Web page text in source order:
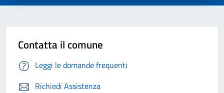
Contatta il comune
Leggi le domande frequenti
Richiedi Assistenza